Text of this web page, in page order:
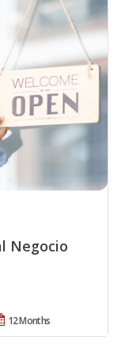
Negocio
12 Months